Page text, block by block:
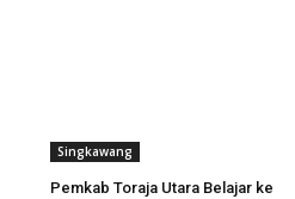
Singkawang
Pemkab Toraja Utara Belajar ke